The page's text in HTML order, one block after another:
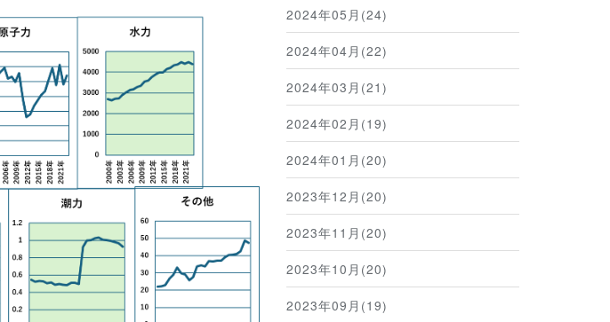
2024年05月(24)
2024年04月(22)
2024年03月(21)
2024年02月(19)
2024年01月(20)
2023年12月(20)
2023年11月(20)
2023年10月(20)
2023年09月(19)